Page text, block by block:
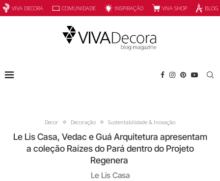
VIVA DECORA COMUNIDADE INSPIRAÇÃO VIVA SHOP
Decor Decoração Sustentabilidade & Inovação
Le Lis Casa, Vedac e Guá Arquitetura apresentam
a coleção Raízes do Pará dentro do Projeto
Regenera
Le Lis Casa